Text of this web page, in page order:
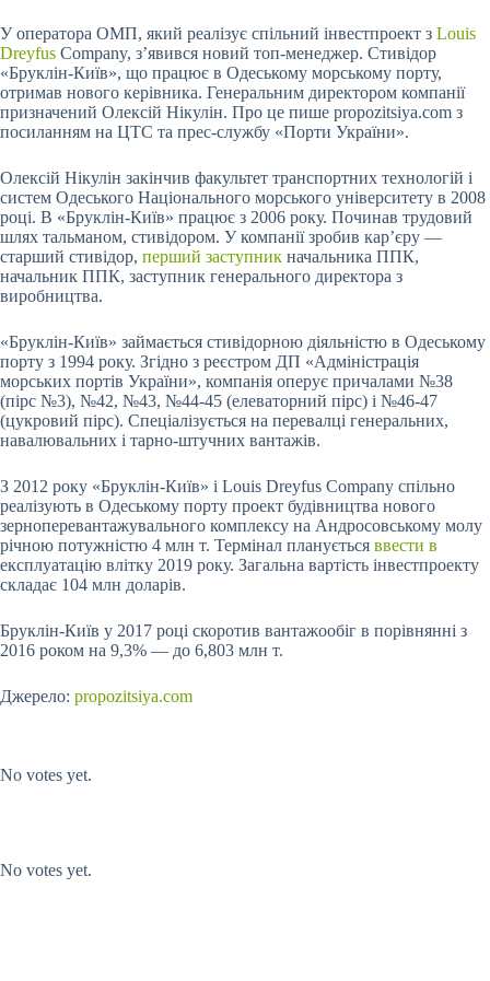
У оператора ОМП, який реалізує спільний інвестпроект з Louis
Dreyfus Company, з’явився новий топ-менеджер. Стивідор
«Бруклін-Київ», що працює в Одеському морському порту,
отримав нового керівника. Генеральним директором компанії
призначений Олексій Нікулін. Про це пише propozitsiya.com з
посиланням на ЦТС та прес-службу «Порти України».
Олексій Нікулін закінчив факультет транспортних технологій і
систем Одеського Національного морського університету в 2008
році. В «Бруклін-Київ» працює з 2006 року. Починав трудовий
шлях тальманом, стивідором. У компанії зробив кар’єру —
старший стивідор, перший заступник начальника ППК,
начальник ППК, заступник генерального директора з
виробництва.
«Бруклін-Київ» займається стивідорною діяльністю в Одеському
порту з 1994 року. Згідно з реєстром ДП «Адміністрація
морських портів України», компанія оперує причалами №38
(пірс №3), №42, №43, №44-45 (елеваторний пірс) і №46-47
(цукровий пірс). Спеціалізується на перевалці генеральних,
навалювальних і тарно-штучних вантажів.
З 2012 року «Бруклін-Київ» і Louis Dreyfus Company спільно
реалізують в Одеському порту проект будівництва нового
зерноперевантажувального комплексу на Андросовському молу
річною потужністю 4 млн т. Термінал планується ввести в
експлуатацію влітку 2019 року. Загальна вартість інвестпроекту
складає 104 млн доларів.
Бруклін-Київ у 2017 році скоротив вантажообіг в порівнянні з
2016 роком на 9,3% — до 6,803 млн т.
Джерело: propozitsiya.com
No votes yet.
No votes yet.